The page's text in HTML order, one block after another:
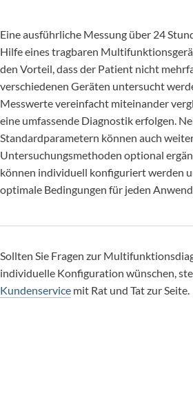
Eine ausführliche Messung über 24
Hilfe eines tragbaren
den Vorteil, dass der Patient nicht
verschiedenen Geräten untersucht
Messwerte vereinfacht miteinander
eine umfassende Diagnostik erfolgen.
Standardparametern können auch
Untersuchungsmethoden optional
können individuell konfiguriert werden
optimale Bedingungen für jeden
Sollten Sie Fragen zur
individuelle Konfiguration wünschen,
Kundenservice mit Rat und Tat zur Seite.